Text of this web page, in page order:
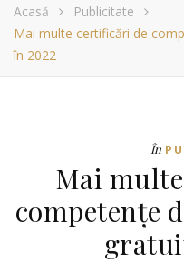
Acasă
Publicitate
Mai multe certificări de
în 2022
În
Mai
competențe